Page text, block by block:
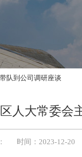
队到公司调研座谈
人大常委会
时间：2023-12-20